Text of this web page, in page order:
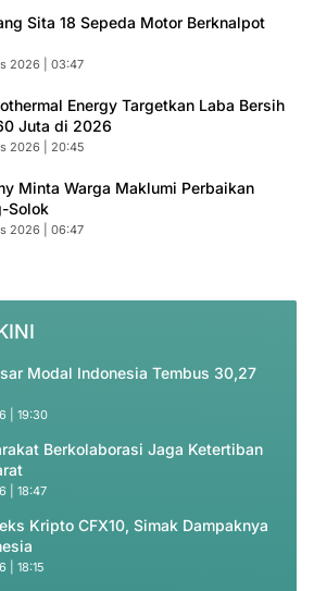
Sita 18 Sepeda Motor Berknalpot
2026 | 03:47
Energy Targetkan Laba Bersih
Juta di 2026
2026 | 20:45
Minta Warga Maklumi Perbaikan
Solok
2026 | 06:47
Modal Indonesia Tembus 30,27
| 19:30
Berkolaborasi Jaga Ketertiban
| 18:47
Kripto CFX10, Simak Dampaknya
| 18:15